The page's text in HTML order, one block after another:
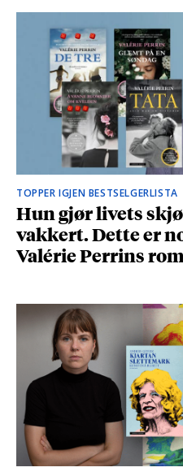
TOPPER IGJEN BESTSELGERLISTA
Hun gjør livets
vakkert. Dette er
Valérie Perrins